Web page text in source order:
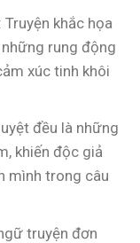
: Truyện khắc họa
rung động
xúc tinh khôi
đều là những
khiến độc giả
mình trong câu
truyện đơn